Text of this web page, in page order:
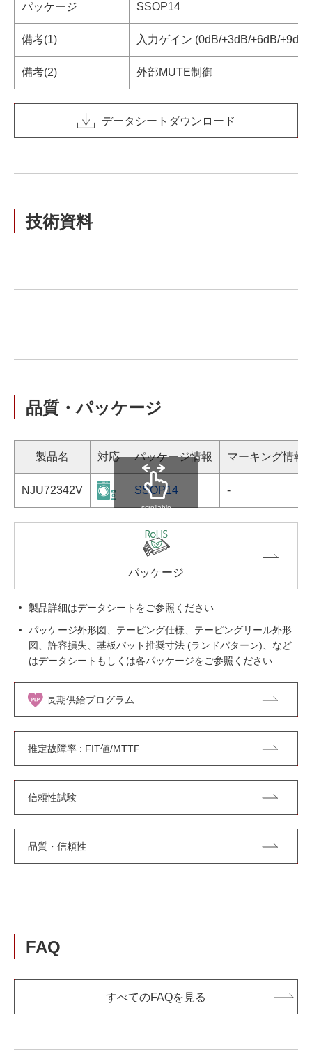
パッケージ SSOP14
備考(1) 入力ゲイン (0dB/+3dB/+6dB/+9dB)
備考(2) 外部MUTE制御
データシートダウンロード
技術資料
品質・パッケージ
製品名 対応 パッケージ情報 マーキング情報
NJU72342V SSOP14 -
scrollable
パッケージ
製品詳細はデータシートをご参照ください
パッケージ外形図、テーピング仕様、テーピングリール外形
図、許容損失、基板パット推奨寸法 (ランドパターン)、など
はデータシートもしくは各パッケージをご参照ください
長期供給プログラム
推定故障率 : FIT値/MTTF
信頼性試験
品質・信頼性
FAQ
すべてのFAQを見る